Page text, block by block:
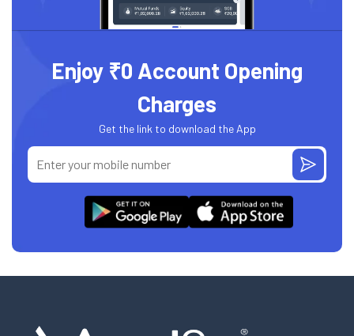
Enjoy ₹0 Account Opening
Charges
Get the link to download the App